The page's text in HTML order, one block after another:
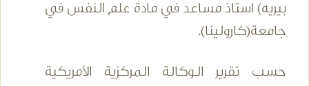
بيريه) استاذ مساعد في مادة علم النفس في
جامعة(كارولينا).
حسب تقرير الوكالة المركزية الأمريكية